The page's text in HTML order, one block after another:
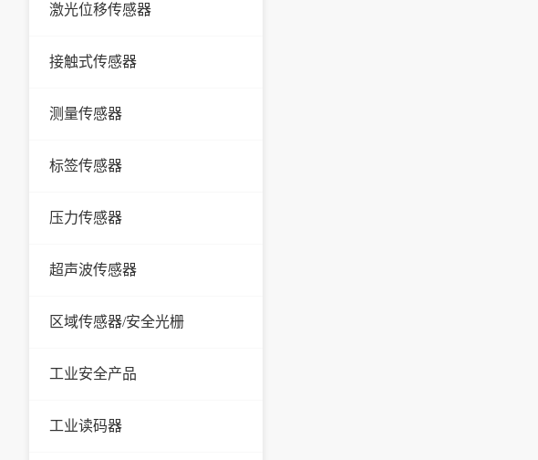
激光位移传感器
接触式传感器
测量传感器
标签传感器
压力传感器
超声波传感器
区域传感器/安全光栅
工业安全产品
工业读码器